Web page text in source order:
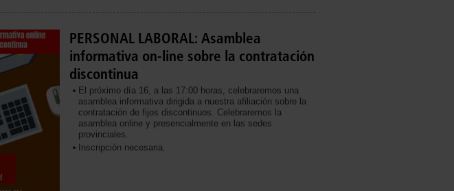
PERSONAL LABORAL: Asamblea
informativa on-line sobre la contratación
discontinua
El próximo día 16, a las 17:00 horas, celebraremos una
asamblea informativa dirigida a nuestra afiliación sobre la
contratación de fijos discontinuos. Celebraremos la
asamblea online y presencialmente en las sedes
provinciales.
Inscripción necesaria.